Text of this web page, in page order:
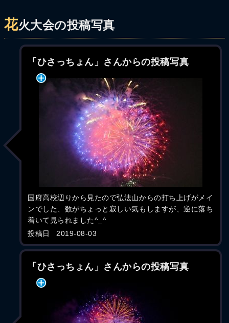
花火大会の投稿写真
「ひさっちょん」さんからの投稿写真
国府高校辺りから見たので弘法山からの打ち上げがメイ
ンでした、数がちょっと寂しい気もしますが、逆に落ち
着いて見られました^_^
投稿日
2019-08-03
「ひさっちょん」さんからの投稿写真